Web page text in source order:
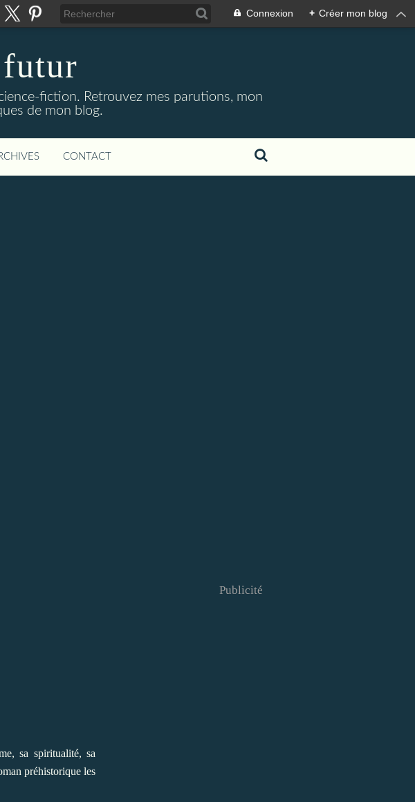
Connexion + Créer mon blog
fiction. Retrouvez mes parutions, mon
de mon blog.
CONTACT
sa spiritualité, sa
préhistorique les
Publicité